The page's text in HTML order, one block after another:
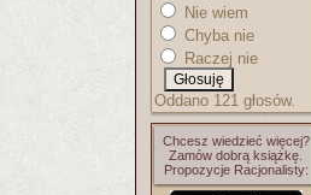
Nie wiem
Chyba nie
Raczej nie
Oddano 121 głosów.
Chcesz wiedzieć więcej?
Zamów dobrą książkę.
Propozycje Racjonalisty: